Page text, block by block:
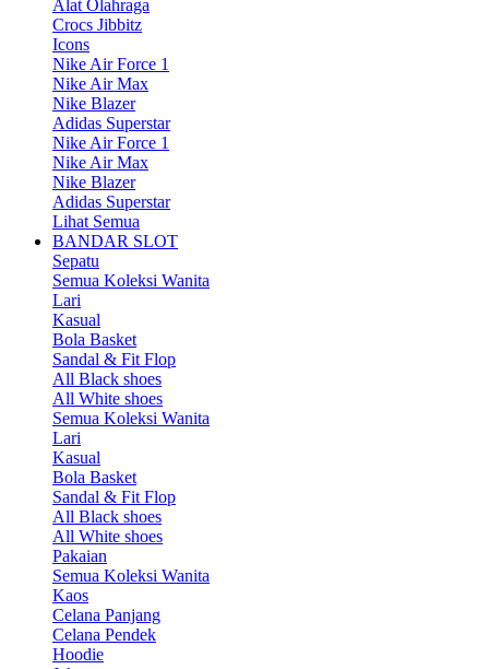
Alat Olahraga
Crocs Jibbitz
Icons
Nike Air Force 1
Nike Air Max
Nike Blazer
Adidas Superstar
Nike Air Force 1
Nike Air Max
Nike Blazer
Adidas Superstar
Lihat Semua
BANDAR SLOT
Sepatu
Semua Koleksi Wanita
Lari
Kasual
Bola Basket
Sandal & Fit Flop
All Black shoes
All White shoes
Semua Koleksi Wanita
Lari
Kasual
Bola Basket
Sandal & Fit Flop
All Black shoes
All White shoes
Pakaian
Semua Koleksi Wanita
Kaos
Celana Panjang
Celana Pendek
Hoodie